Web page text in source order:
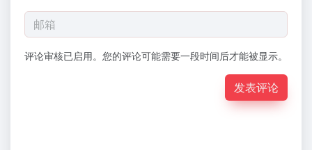
评论审核已启用。您的评论可能需要一段时间后才能被显示。
发表评论